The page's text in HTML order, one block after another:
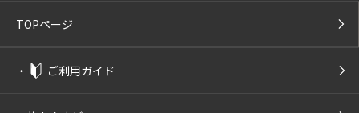
TOPページ
・ ご利用ガイド